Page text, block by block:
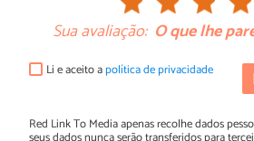
Sua avaliação: O que lhe
Li e aceito apolítica de privacidade
Red Link To Media apenas recolhe dados